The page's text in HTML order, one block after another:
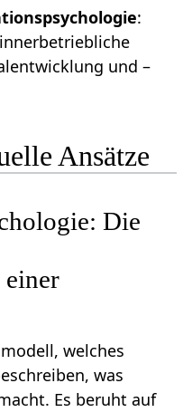
:
und –
Ansätze
Die
welches
was
Es beruht auf